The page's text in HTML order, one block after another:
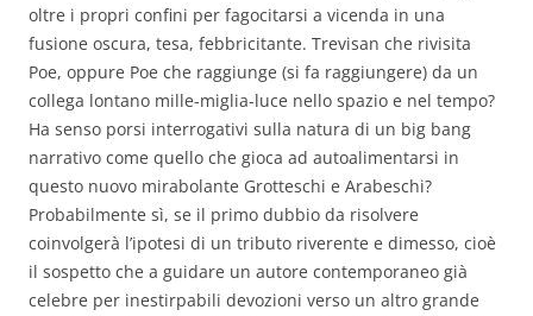
oltre i propri confini per fagocitarsi a vicenda in una
fusione oscura, tesa, febbricitante. Trevisan che rivisita
Poe, oppure Poe che raggiunge (si fa raggiungere) da un
collega lontano mille-miglia-luce nello spazio e nel tempo?
Ha senso porsi interrogativi sulla natura di un big bang
narrativo come quello che gioca ad autoalimentarsi in
questo nuovo mirabolante Grotteschi e Arabeschi?
Probabilmente sì, se il primo dubbio da risolvere
coinvolgerà l’ipotesi di un tributo riverente e dimesso, cioè
il sospetto che a guidare un autore contemporaneo già
celebre per inestirpabili devozioni verso un altro grande